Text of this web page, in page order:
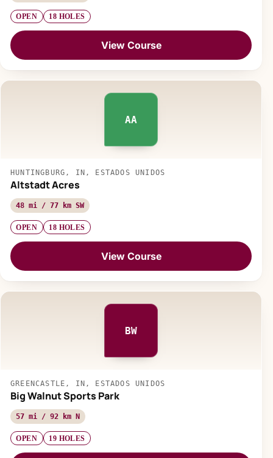
OPEN 18 HOLES
View Course
AA
HUNTINGBURG, IN, ESTADOS UNIDOS
Altstadt Acres
48 mi / 77 km SW
OPEN 18 HOLES
View Course
BW
GREENCASTLE, IN, ESTADOS UNIDOS
Big Walnut Sports Park
57 mi / 92 km N
OPEN 19 HOLES